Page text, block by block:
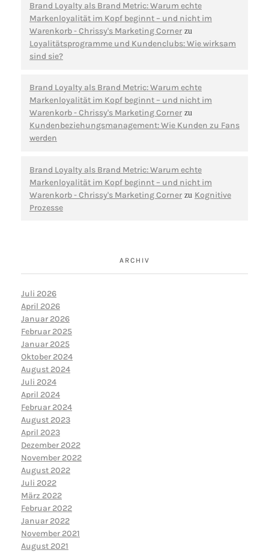
Brand Loyalty als Brand Metric: Warum echte
Markenloyalität im Kopf beginnt – und nicht im
Warenkorb - Chrissy's Marketing Corner zu
Loyalitätsprogramme und Kundenclubs: Wie wirksam
sind sie?
Brand Loyalty als Brand Metric: Warum echte
Markenloyalität im Kopf beginnt – und nicht im
Warenkorb - Chrissy's Marketing Corner zu
Kundenbeziehungsmanagement: Wie Kunden zu Fans
werden
Brand Loyalty als Brand Metric: Warum echte
Markenloyalität im Kopf beginnt – und nicht im
Warenkorb - Chrissy's Marketing Corner zu Kognitive
Prozesse
ARCHIV
Juli 2026
April 2026
Januar 2026
Februar 2025
Januar 2025
Oktober 2024
August 2024
Juli 2024
April 2024
Februar 2024
August 2023
April 2023
Dezember 2022
November 2022
August 2022
Juli 2022
März 2022
Februar 2022
Januar 2022
November 2021
August 2021